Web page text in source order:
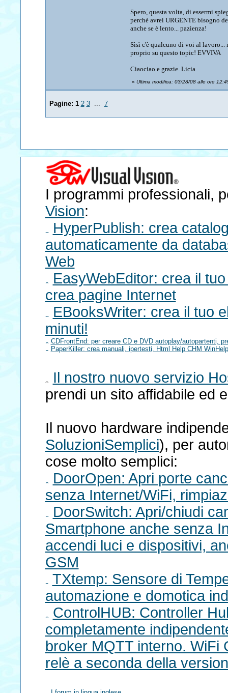
Spero, questa volta, di essermi
perchè avrei URGENTE bisogno
anche se è lento... pazienza!
Sìsì c'è qualcuno di voi al lavoro...
proprio su questo topic! EVVIVA
Ciaociao e grazie. Licia
« Ultima modifica: 03/28/08 alle ore
Pagine: 1 2 3... 7
I programmi professionali,
Vision:
HyperPublish: crea
automaticamente da
Web
EasyWebEditor: crea il
crea pagine Internet
EBooksWriter: crea il tuo
minuti!
CDFrontEnd: per creare CD e DVD autoplay/autopartenti,
PaperKiller: crea manuali, ipertesti, Html Help CHM
Il nostro nuovo servizio
prendi un sito affidabile ed
Il nuovo hardware
SoluzioniSemplici), per
cose molto semplici:
DoorOpen: Apri porte
senza Internet/WiFi,
DoorSwitch: Apri/chiudi
Smartphone anche senza
accendi luci e dispositivi,
GSM
TXtemp: Sensore di
automazione e domotica
ControlHUB: Controller
completamente
broker MQTT interno. WiFi
relè a seconda della